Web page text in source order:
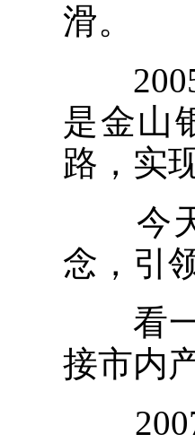
滑。
2005
是金山
路，实
今天
念，引
看一
接市内
2007